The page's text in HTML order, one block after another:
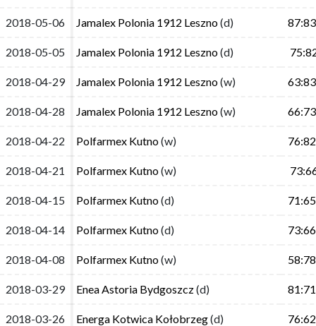
2018-05-06 Jamalex Polonia 1912 Leszno(d) 87:83
2018-05-05 Jamalex Polonia 1912 Leszno(d)
2018-04-29 Jamalex Polonia 1912 Leszno(w) 63:83
2018-04-28 Jamalex Polonia 1912 Leszno(w) 66:73
2018-04-22 Polfarmex Kutno(w) 76:82
2018-04-21 Polfarmex Kutno(w)
2018-04-15 Polfarmex Kutno(d) 71:65
2018-04-14 Polfarmex Kutno(d) 73:66
2018-04-08 Polfarmex Kutno(w) 58:78
2018-03-29 Enea Astoria Bydgoszcz(d) 81:71
2018-03-26 Energa Kotwica Kołobrzeg(d) 76:62
2018-05-06 Jamalex Polonia 1912 Leszno(d) 87:83
2018-05-05 Jamalex Polonia 1912 Leszno(d)
2018-04-29 Jamalex Polonia 1912 Leszno(w) 63:83
2018-04-28 Jamalex Polonia 1912 Leszno(w) 66:73
2018-04-22 Polfarmex Kutno(w) 76:82
2018-04-21 Polfarmex Kutno(w)
2018-04-15 Polfarmex Kutno(d) 71:65
2018-04-14 Polfarmex Kutno(d) 73:66
2018-04-08 Polfarmex Kutno(w) 58:78
2018-03-29 Enea Astoria Bydgoszcz(d) 81:71
2018-03-26 Energa Kotwica Kołobrzeg(d) 76:62